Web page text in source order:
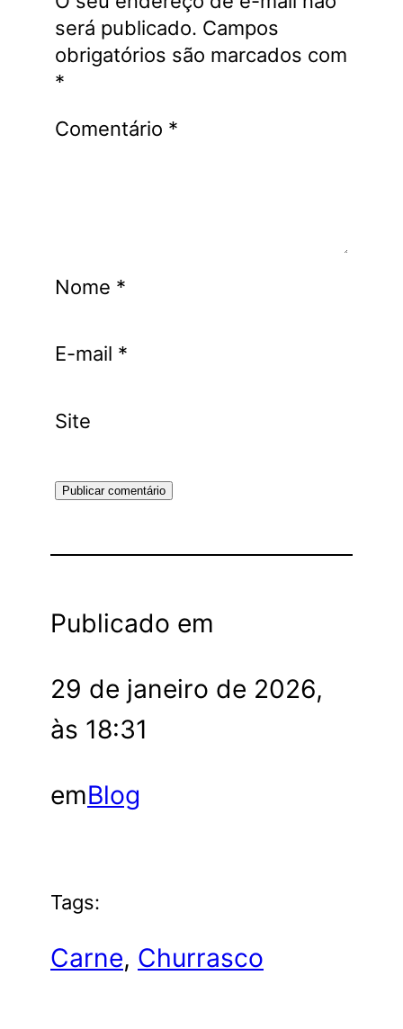
será publicado. Campos
obrigatórios são marcados com
*
Comentário *
Nome *
E-mail *
Site
Publicado em
29 de janeiro de 2026,
às 18:31
emBlog
Tags:
Carne, Churrasco